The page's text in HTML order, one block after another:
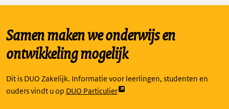
Samen maken we onderwijs en
ontwikkeling mogelijk
Dit is DUO Zakelijk. Informatie voor leerlingen, studenten en
ouders vindt u op DUO Particulier
Link